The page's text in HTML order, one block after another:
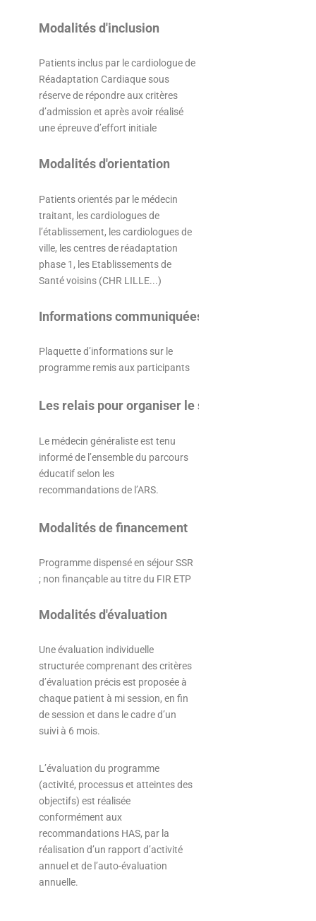
Modalités d'inclusion
Patients inclus par le cardiologue de
Réadaptation Cardiaque sous
réserve de répondre aux critères
d’admission et après avoir réalisé
une épreuve d’effort initiale
Modalités d'orientation
Patients orientés par le médecin
traitant, les cardiologues de
l’établissement, les cardiologues de
ville, les centres de réadaptation
phase 1, les Etablissements de
Santé voisins (CHR LILLE...)
Informations communiquées
Plaquette d’informations sur le
programme remis aux participants
Les relais pour organiser le suivi éducatif
Le médecin généraliste est tenu
informé de l’ensemble du parcours
éducatif selon les
recommandations de l’ARS.
Modalités de financement
Programme dispensé en séjour SSR
; non finançable au titre du FIR ETP
Modalités d'évaluation
Une évaluation individuelle
structurée comprenant des critères
d’évaluation précis est proposée à
chaque patient à mi session, en fin
de session et dans le cadre d’un
suivi à 6 mois.
L’évaluation du programme
(activité, processus et atteintes des
objectifs) est réalisée
conformément aux
recommandations HAS, par la
réalisation d’un rapport d’activité
annuel et de l’auto-évaluation
annuelle.